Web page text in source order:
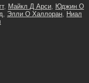
, Майкл Д Арси, Юджин О
, Элли О Халлоран, Ниал